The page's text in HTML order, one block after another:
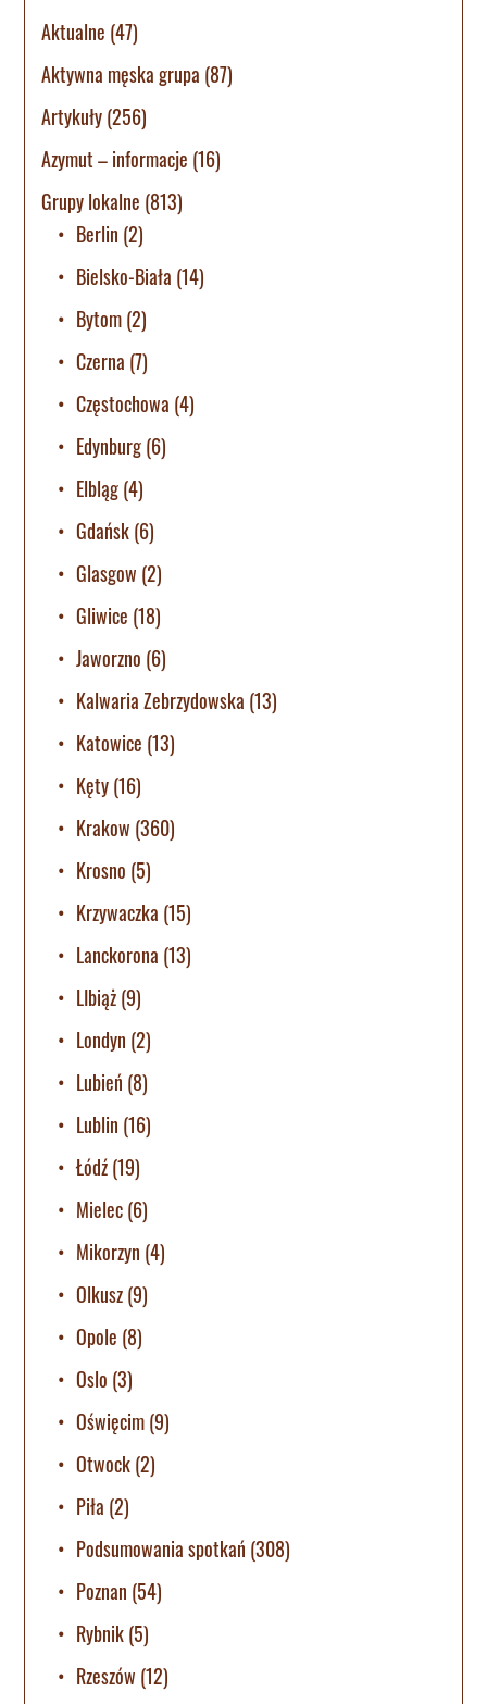
Aktualne (47)
Aktywna męska grupa (87)
Artykuły(256)
Azymut – informacje (16)
Grupy lokalne (813)
Berlin (2)
Bielsko-Biała (14)
Bytom(2)
Czerna (7)
Częstochowa (4)
Edynburg(6)
Elbląg(4)
Gdańsk(6)
Glasgow (2)
Gliwice (18)
Jaworzno (6)
Kalwaria Zebrzydowska (13)
Katowice (13)
Kęty(16)
Krakow (360)
Krosno (5)
Krzywaczka (15)
Lanckorona (13)
LIbiąż(9)
Londyn (2)
Lubień (8)
Lublin (16)
Łódź(19)
Mielec(6)
Mikorzyn (4)
Olkusz(9)
Opole (8)
Oslo (3)
Oświęcim(9)
Otwock(2)
Piła (2)
Podsumowania spotkań (308)
Poznan (54)
Rybnik(5)
Rzeszów (12)